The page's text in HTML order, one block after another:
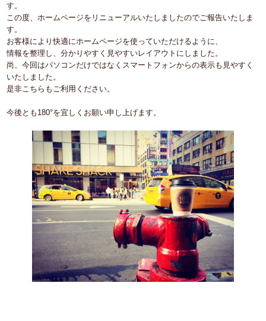
す。
この度、ホームページをリニューアルいたしましたのでご報告いたしま
す。
お客様により快適にホームページを使っていただけるように、
情報を整理し、分かりやすく見やすいレイアウトにしました。
尚、今回はパソコンだけではなくスマートフォンからの表示も見やすく
いたしました。
是非こちらもご利用ください。
今後とも180°を宜しくお願い申し上げます。